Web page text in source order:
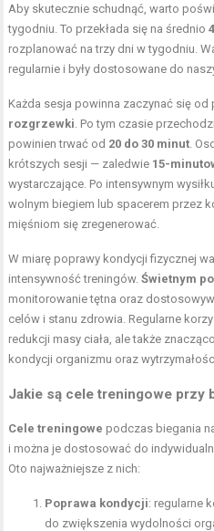
Aby skutecznie schudnąć, warto
tygodniu. To przekłada się na średnio
rozplanować na trzy dni w tygodniu.
regularnie i były dostosowane do
Każda sesja powinna zaczynać się od
rozgrzewki . Po tym czasie
powinien trwać od 20 do 30 minut .
krótszych sesji — zaledwie 15-
wystarczające. Po intensywnym
wolnym biegiem lub spacerem przez
mięśniom się zregenerować.
W miarę poprawy kondycji fizycznej
intensywność treningów.Świetnym
monitorowanie tętna oraz
celów i stanu zdrowia. Regularne
redukcji masy ciała, ale także
kondycji organizmu oraz
Jakie są cele treningowe przy
Cele treningowe podczas biegania
i można je dostosować do
Oto najważniejsze z nich:
Poprawa kondycji: regularne
do zwiększenia wydolności